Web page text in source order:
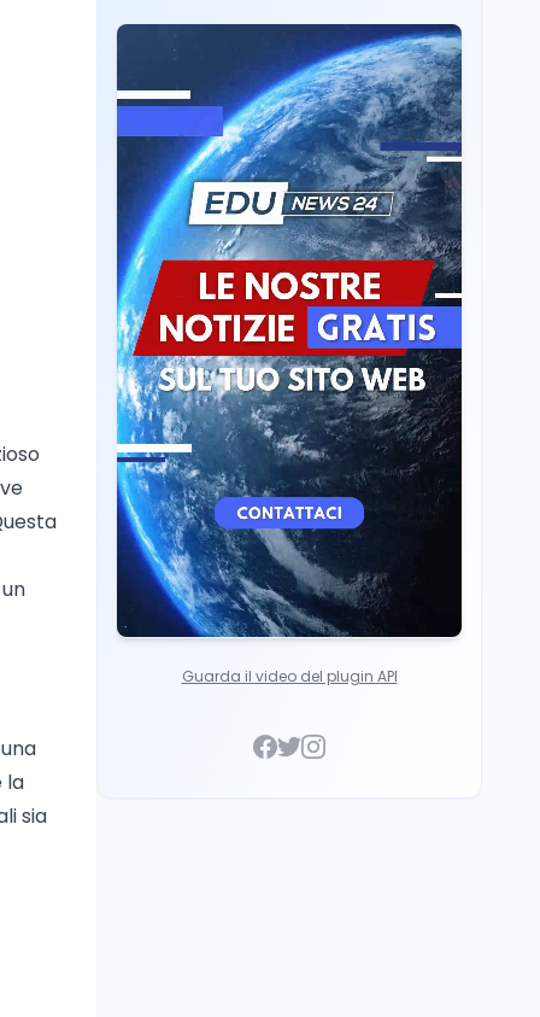
la
sia
Consiglio di Stato:
scorrere la graduatoria
per i 500 posti vacanti
dopo il semestre filtro
Lavoro5 ago
Volontariato, firmata
l’intesa triennale tra
Ministero del Lavoro e
CSVnet ETS
Scuola5 ago
Il Ministro della Pa
Zangrillo in Parlamento:
"12 miliardi per l'edilizia
e la sicurezza delle
scuole con risorse Pnrr"
Scuola5 ago
Il Ministro Valditara ha
incontrato due studenti
palestinesi giunti da
Gaza che hanno
superato la Maturità in
Italia
Guarda il video del plugin API